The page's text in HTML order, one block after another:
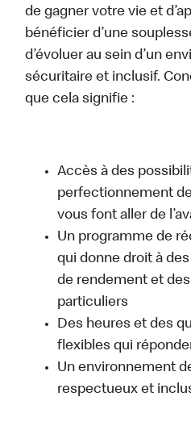
de gagner votre vie et
bénéficier d’une
d’évoluer au sein d’un
sécuritaire et inclusif.
que cela signifie :
Accès à des
perfectionnement
vous font aller de
Un programme de
qui donne droit à
de rendement et
particuliers
Des heures et des
flexibles qui
Un environnement
respectueux et